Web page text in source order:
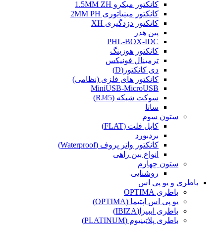
کانکتور میکرو 1.5MM ZH
کانکتور مینیاتوری 2MM PH
کانکتور دزدگیری XH
پین هدر
PHL-BOX-IDC
کانکتور هوزینگ
ترمینال فونیکس
دی کانکتور(D)
کانکتور های فلزی (نظامی)
MiniUSB-MicroUSB
سوکت شبکه (RJ45)
ساتا
ستون سوم
کابل فلت (FLAT)
بردبورد
کانکتور واتر پروف (Waterproof)
انواع بین راهی
ستون چهارم
روشنایی
باطری و یو پی اس
باطری OPTIMA
یو پی اس اپتیما (OPTIMA)
باطری ایبیزا(IBIZA)
باطری پلاتینیوم (PLATINUM)